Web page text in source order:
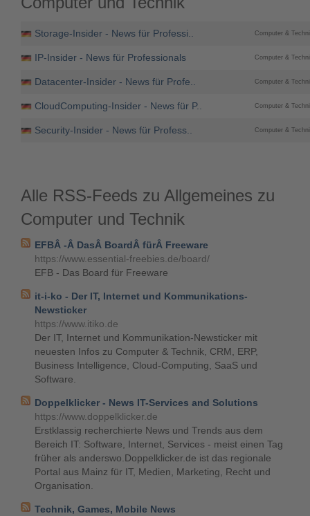
Storage-Insider - News für Professi.. Computer &
IP-Insider - News für Professionals Computer &
Datacenter-Insider - News für Profe.. Computer &
CloudComputing-Insider - News für P.. Computer &
Security-Insider - News für Profess.. Computer &
Alle RSS-Feeds zu Allgemeines zu
Computer und Technik
EFBÂ -Â DasÂ BoardÂ fürÂ Freeware
https://www.essential-freebies.de/board/
EFB - Das Board für Freeware
it-i-ko - Der IT, Internet und Kommunikations-
Newsticker
https://www.itiko.de
Der IT, Internet und Kommunikation-Newsticker mit
neuesten Infos zu Computer & Technik, CRM, ERP,
Business Intelligence, Cloud-Computing, SaaS und
Software.
Doppelklicker - News IT-Services and Solutions
https://www.doppelklicker.de
Erstklassig recherchierte News und Trends aus dem
Bereich IT: Software, Internet, Services - meist einen Tag
früher als anderswo.Doppelklicker.de ist das regionale
Portal aus Mainz für IT, Medien, Marketing, Recht und
Organisation.
Technik, Games, Mobile News